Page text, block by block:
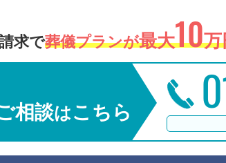
求で葬儀プランが最大10
相談はこちら